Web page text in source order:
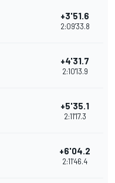
+3'51.6
2:09'33.8
+4'31.7
2:10'13.9
+5'35.1
2:11'17.3
+6'04.2
2:11'46.4